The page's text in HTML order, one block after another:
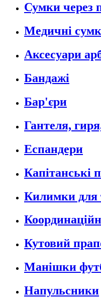
Сумки через
Медичні
Аксесуари
Бандажі
Бар'єри
Гантеля,
Еспандери
Капітанські
Килимки для
Кутовий
Манішки
Напульсники